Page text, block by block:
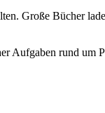
Große Bücher
Aufgaben rund